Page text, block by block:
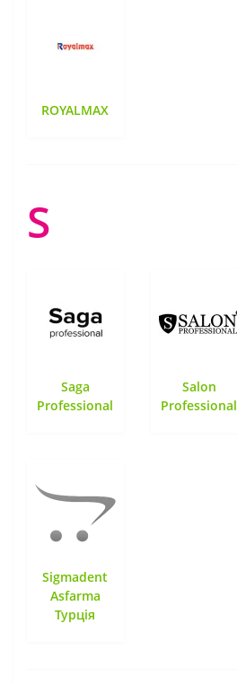
ROYALMAX
S
Saga
Professional
Salon
Professional
Sigmadent
Asfarma
Турція